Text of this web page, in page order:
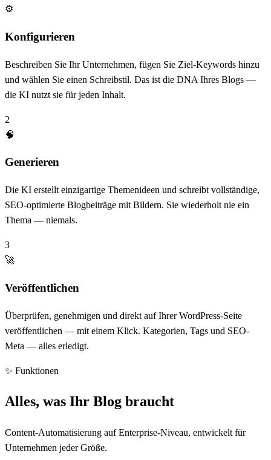
⚙️
Konfigurieren
Beschreiben Sie Ihr Unternehmen, fügen Sie Ziel-Keywords hinzu
und wählen Sie einen Schreibstil. Das ist die DNA Ihres Blogs —
die KI nutzt sie für jeden Inhalt.
2
🧠
Generieren
Die KI erstellt einzigartige Themenideen und schreibt vollständige,
SEO-optimierte Blogbeiträge mit Bildern. Sie wiederholt nie ein
Thema — niemals.
3
🚀
Veröffentlichen
Überprüfen, genehmigen und direkt auf Ihrer WordPress-Seite
veröffentlichen — mit einem Klick. Kategorien, Tags und SEO-
Meta — alles erledigt.
✨ Funktionen
Alles, was Ihr Blog braucht
Content-Automatisierung auf Enterprise-Niveau, entwickelt für
Unternehmen jeder Größe.